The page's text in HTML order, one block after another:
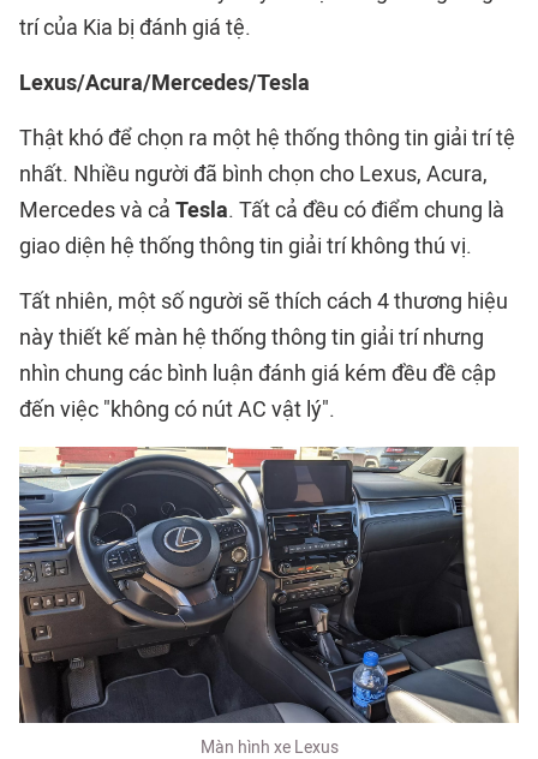
trí của Kia bị đánh giá tệ.
Lexus/Acura/Mercedes/Tesla
Thật khó để chọn ra một hệ thống thông tin giải trí tệ
nhất. Nhiều người đã bình chọn cho Lexus, Acura,
Mercedes và cả Tesla. Tất cả đều có điểm chung là
giao diện hệ thống thông tin giải trí không thú vị.
Tất nhiên, một số người sẽ thích cách 4 thương hiệu
này thiết kế màn hệ thống thông tin giải trí nhưng
nhìn chung các bình luận đánh giá kém đều đề cập
đến việc "không có nút AC vật lý".
Màn hình xe Lexus